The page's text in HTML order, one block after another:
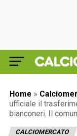
Home »
ufficiale il
bianconeri. Il
CALCIOMERCATO